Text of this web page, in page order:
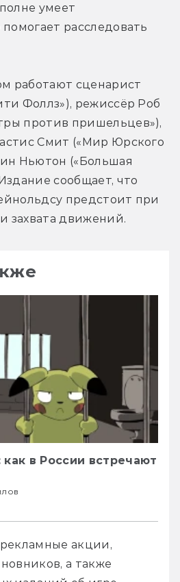
умеет
помогает расследовать
работают сценарист
Фоллз»), режиссёр Роб
против пришельцев»),
Смит («Мир Юрского
Ньютон («Большая
сообщает, что
предстоит при
захвата движений.
как в России встречают
акции,
а также